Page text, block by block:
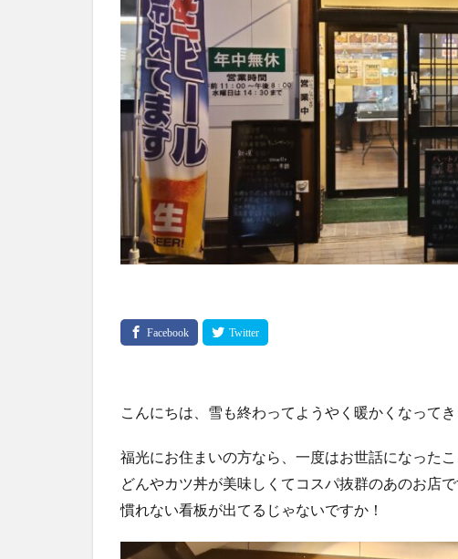
こんにちは、雪も終わってようやく暖かくなって
福光にお住まいの方なら、一度はお世話になった
どんやカツ丼が美味しくてコスパ抜群のあのお店
慣れない看板が出てるじゃないですか！